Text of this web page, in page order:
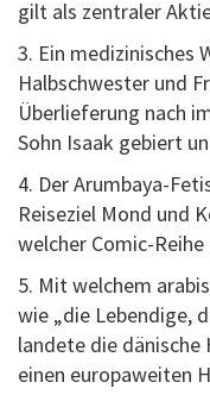
gilt als zentraler
3. Ein medizinisches
Halbschwester und
Überlieferung nach
Sohn Isaak gebiert
4. Der Arumbaya-
Reiseziel Mond und
welcher Comic-Reihe
5. Mit welchem
wie „die Lebendige,
landete die dänische
einen europaweiten